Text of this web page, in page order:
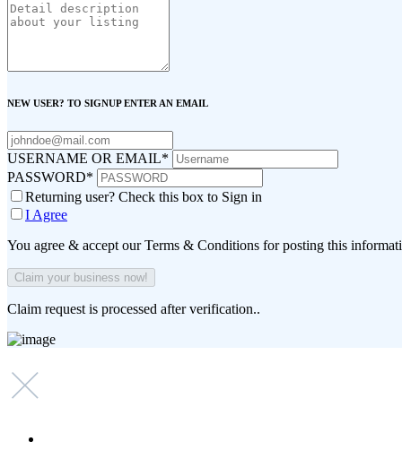
NEW USER? TO SIGNUP ENTER AN EMAIL
USERNAME OR EMAIL*
PASSWORD*
Returning user? Check this box to Sign in
I Agree
You agree & accept our Terms & Conditions for posting this
Claim request is processed after verification..